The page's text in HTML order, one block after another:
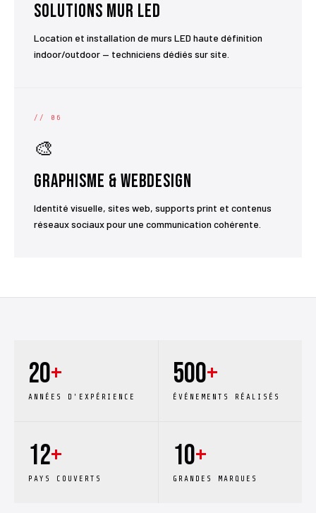
Solutions Mur LED
Location et installation de murs LED haute définition
indoor/outdoor — techniciens dédiés sur site.
// 06
🎨
Graphisme & Webdesign
Identité visuelle, sites web, supports print et contenus
réseaux sociaux pour une communication cohérente.
20+
ANNÉES D'EXPÉRIENCE
500+
ÉVÉNEMENTS RÉALISÉS
12+
PAYS COUVERTS
10+
GRANDES MARQUES